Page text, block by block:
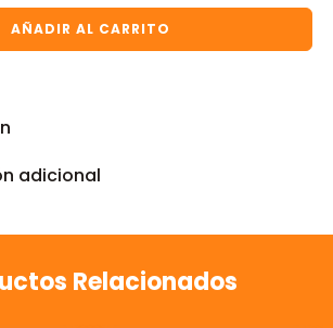
AÑADIR AL CARRITO
adicional
Relacionados